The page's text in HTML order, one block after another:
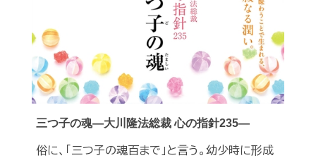
三つ子の魂―大川隆法総裁 心の指針235―
俗に、「三つ子の魂百まで」と言う。幼少時に形成